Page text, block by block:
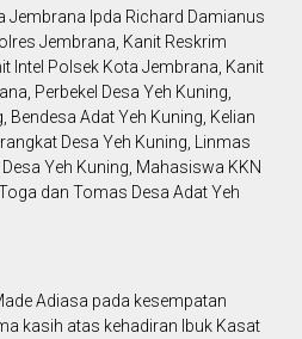
Jembrana Ipda Richard Damianus
Jembrana, Kanit Reskrim
Intel Polsek Kota Jembrana, Kanit
Perbekel Desa Yeh Kuning,
Bendesa Adat Yeh Kuning, Kelian
Desa Yeh Kuning, Linmas
Yeh Kuning, Mahasiswa KKN
dan Tomas Desa Adat Yeh
Adiasa pada kesempatan
kasih atas kehadiran Ibuk Kasat